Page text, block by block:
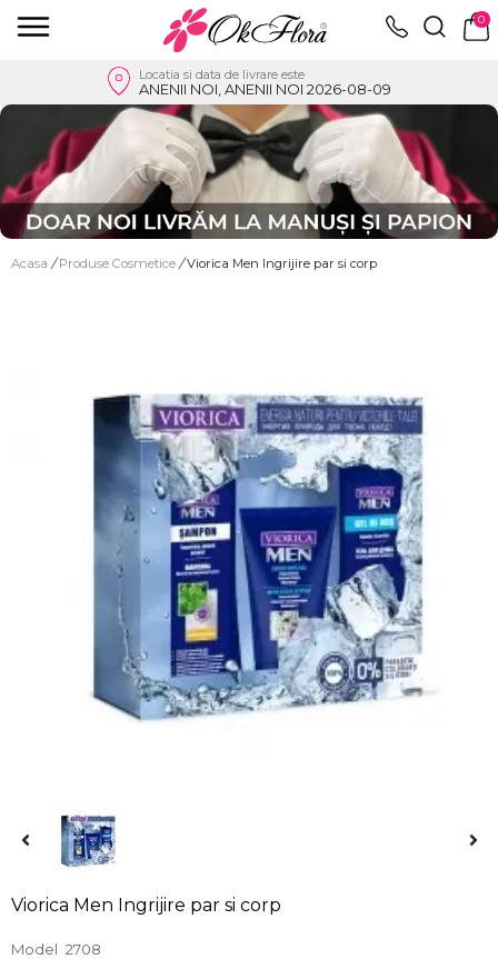
0
Locatia si data de livrare este
ANENII NOI, ANENII NOI 2026-08-09
Acasa / Produse Cosmetice / Viorica Men Ingrijire par si corp
Viorica Men Ingrijire par si corp
Model 2708